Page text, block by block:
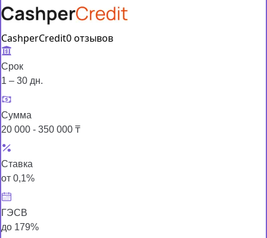
CashperCredit0 отзывов
Срок
1 – 30 дн.
Сумма
20 000 - 350 000 ₸
Ставка
от 0,1%
ГЭСВ
до 179%